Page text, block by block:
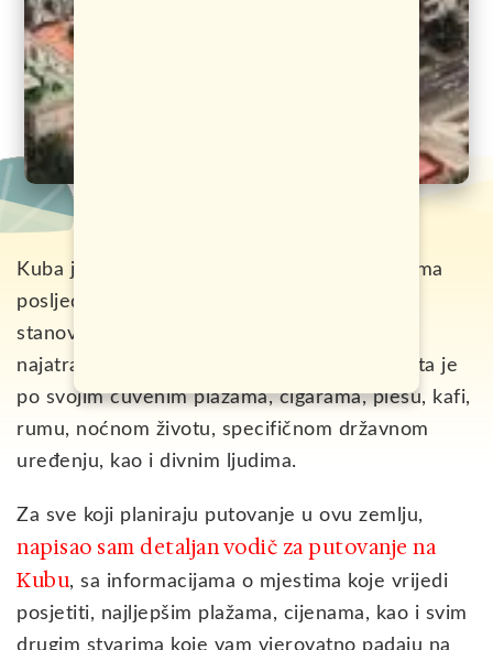
Kuba je najveća Karipska zemlja u kojoj prema
posljednjem popisu boravi oko 11,3 miliona
stanovnika. Kod nas slovi za jednu od
najatraktivnijih turističkih destinacija. Poznata je
po svojim čuvenim plažama, cigarama, plesu, kafi,
rumu, noćnom životu, specifičnom državnom
uređenju, kao i divnim ljudima.
Za sve koji planiraju putovanje u ovu zemlju,
napisao sam detaljan vodič za putovanje na
Kubu, sa informacijama o mjestima koje vrijedi
posjetiti, najljepšim plažama, cijenama, kao i svim
drugim stvarima koje vam vjerovatno padaju na